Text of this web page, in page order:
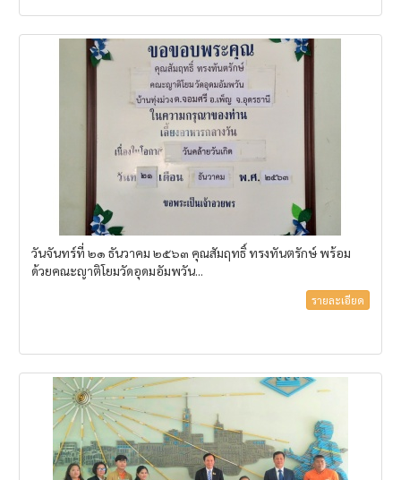
วันจันทร์ที่ ๒๑ ธันวาคม ๒๕๖๓ คุณสัมฤทธิ์ ทรงทันตรักษ์ พร้อม
ด้วยคณะญาติโยมวัดอุดมอัมพวัน...
รายละเอียด